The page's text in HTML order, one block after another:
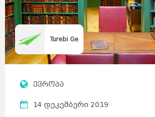
Turebi Ge
ევროპა
14 დეკემბერი 2019